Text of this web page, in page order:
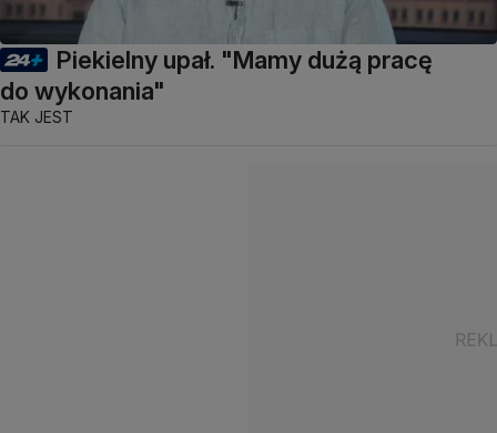
Piekielny upał. "Mamy dużą pracę
do wykonania"
TAK JEST